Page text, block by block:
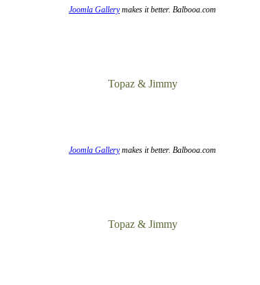
Joomla Gallerymakes it better. Balbooa.com
Topaz & Jimmy
Joomla Gallerymakes it better. Balbooa.com
Topaz & Jimmy